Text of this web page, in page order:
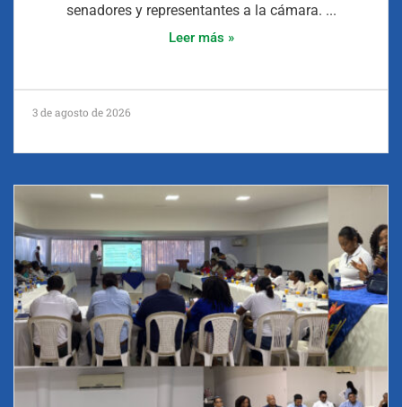
senadores y representantes a la cámara. ...
Leer más »
3 de agosto de 2026